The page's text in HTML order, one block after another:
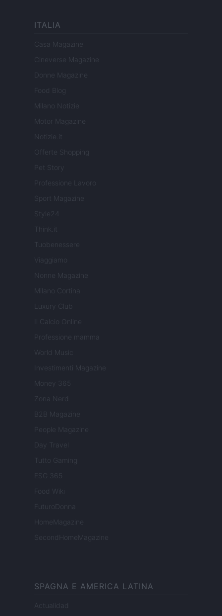
ITALIA
Casa Magazine
Cineverse Magazine
Donne Magazine
Food Blog
Milano Notizie
Motor Magazine
Notizie.it
Offerte Shopping
Pet Story
Professione Lavoro
Sport Magazine
Style24
Think.it
Tuobenessere
Viaggiamo
Nonne Magazine
Milano Cortina
Luxury Club
Il Calcio Online
Professione mamma
World Music
Investimenti Magazine
Money 365
Zona Nerd
B2B Magazine
People Magazine
Day Travel
Tutto Gaming
ESG 365
Food Wiki
FuturoDonna
HomeMagazine
SecondHomeMagazine
SPAGNA E AMERICA LATINA
Actualidad